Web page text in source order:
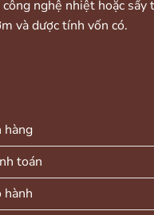
nghệ nhiệt hoặc sấy
và dược tính vốn có.
hàng
toán
hành